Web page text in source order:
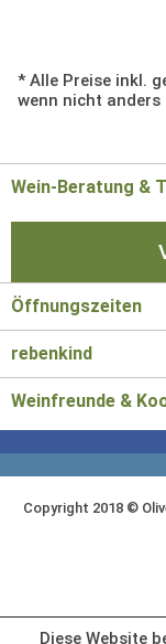
* Alle Preise inkl.
wenn nicht anders
Wein-Beratung &
Öffnungszeiten
rebenkind
Weinfreunde &
Copyright 2018 ©
Diese Website